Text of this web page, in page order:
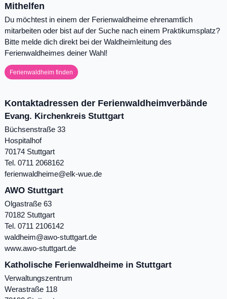
Mithelfen
Du möchtest in einem der Ferienwaldheime ehrenamtlich
mitarbeiten oder bist auf der Suche nach einem Praktikumsplatz?
Bitte melde dich direkt bei der Waldheimleitung des
Ferienwaldheimes deiner Wahl!
Ferienwaldheim finden
Kontaktadressen der Ferienwaldheimverbände
Evang. Kirchenkreis Stuttgart
Büchsenstraße 33
Hospitalhof
70174 Stuttgart
Tel. 0711 2068162
ferienwaldheime@elk-wue.de
AWO Stuttgart
Olgastraße 63
70182 Stuttgart
Tel. 0711 2106142
waldheim@awo-stuttgart.de
www.awo-stuttgart.de
Katholische Ferienwaldheime in Stuttgart
Verwaltungszentrum
Werastraße 118